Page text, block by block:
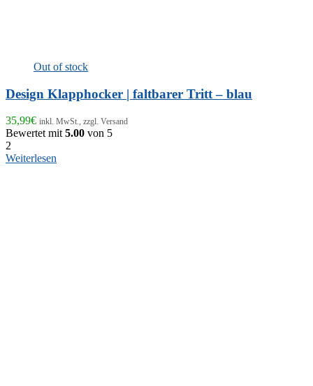
Out of stock
Design Klapphocker | faltbarer Tritt – blau
35,99€ inkl. MwSt., zzgl. Versand
Bewertet mit 5.00 von 5
2
Weiterlesen